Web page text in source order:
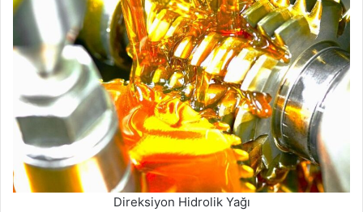
Direksiyon Hidrolik Yağı